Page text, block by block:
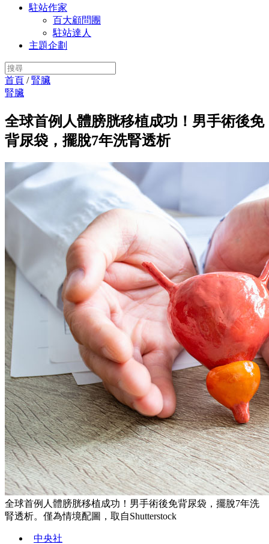
駐站作家
百大顧問團
駐站達人
主題企劃
首頁 /腎臟
腎臟
全球首例人體膀胱移植成功！男手術後免
背尿袋，擺脫7年洗腎透析
全球首例人體膀胱移植成功！男手術後免背尿袋，擺脫7年洗
腎透析。僅為情境配圖，取自Shutterstock
中央社